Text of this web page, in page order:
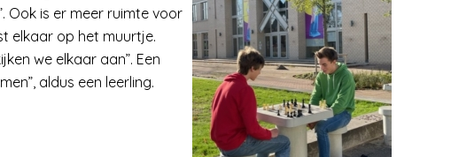
Ook is er meer ruimte voor
elkaar op het muurtje.
we elkaar aan”. Een
aldus een leerling.